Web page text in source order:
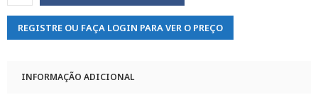
REGISTRE OU FAÇA LOGIN PARA VER O PREÇO
INFORMAÇÃO ADICIONAL